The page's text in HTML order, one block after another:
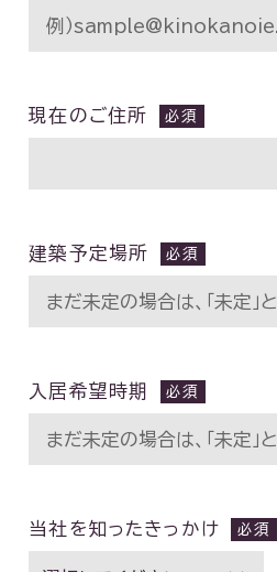
現在のご住所
建築予定場所
入居希望時期
当社を知ったきっかけ